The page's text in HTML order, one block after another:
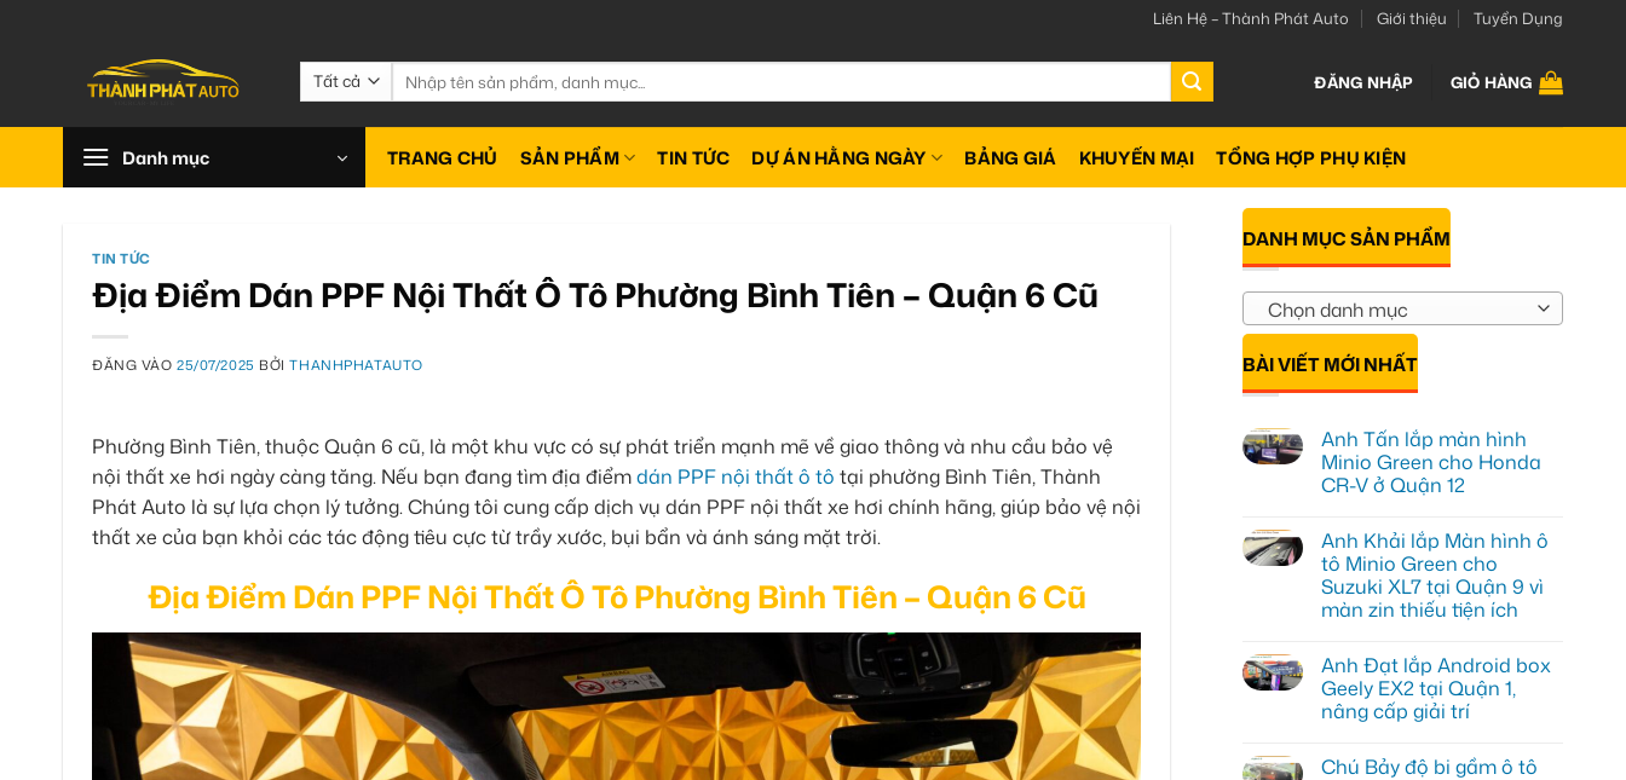
Liên Hệ – Thành Phát Auto Giới thiệu Tuyển Dụng
Tìm
kiếm:
ĐĂNG NHẬP GIỎ HÀNG
Danh mục TRANG CHỦ SẢN PHẨM TIN TỨC DỰ ÁN HẰNG NGÀY BẢNG GIÁ KHUYẾN MẠI TỔNG HỢP PHỤ KIỆN
TIN TỨC
Địa Điểm Dán PPF Nội Thất Ô Tô Phường Bình Tiên – Quận 6 Cũ
ĐĂNG VÀO25/07/2025 BỞITHANHPHATAUTO
Phường Bình Tiên, thuộc Quận 6 cũ, là một khu vực có sự phát triển mạnh mẽ về giao thông và nhu cầu bảo vệ
nội thất xe hơi ngày càng tăng. Nếu bạn đang tìm địa điểmdán PPF nội thất ô tô tại phường Bình Tiên, Thành
Phát Auto là sự lựa chọn lý tưởng. Chúng tôi cung cấp dịch vụ dán PPF nội thất xe hơi chính hãng, giúp bảo vệ nội
thất xe của bạn khỏi các tác động tiêu cực từ trầy xước, bụi bẩn và ánh sáng mặt trời.
Địa Điểm Dán PPF Nội Thất Ô Tô Phường Bình Tiên – Quận 6 Cũ
DANH MỤC SẢN PHẨM
Chọn danh mục
BÀI VIẾT MỚI NHẤT
Anh Tấn lắp màn hình
Minio Green cho Honda
CR-V ở Quận 12
bình
luận
ở
Anh
Tấn
lắp
Minio
Green
cho
Honda
ở
Anh Khải lắp Màn hình ô
tô Minio Green cho
Suzuki XL7 tại Quận 9 vì
màn zin thiếu tiện ích
bình
luận
ở
Anh
Màn
hình
Anh Đạt lắp Android box
Geely EX2 tại Quận 1,
nâng cấp giải trí
bình
Chú Bảy độ bi gầm ô tô